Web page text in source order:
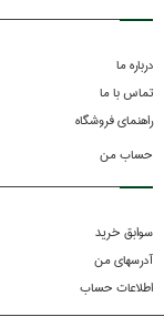
درباره ما
تماس با ما
راهنمای فروشگاه
حساب من
سوابق خرید
آدرسهای من
اطلاعات حساب